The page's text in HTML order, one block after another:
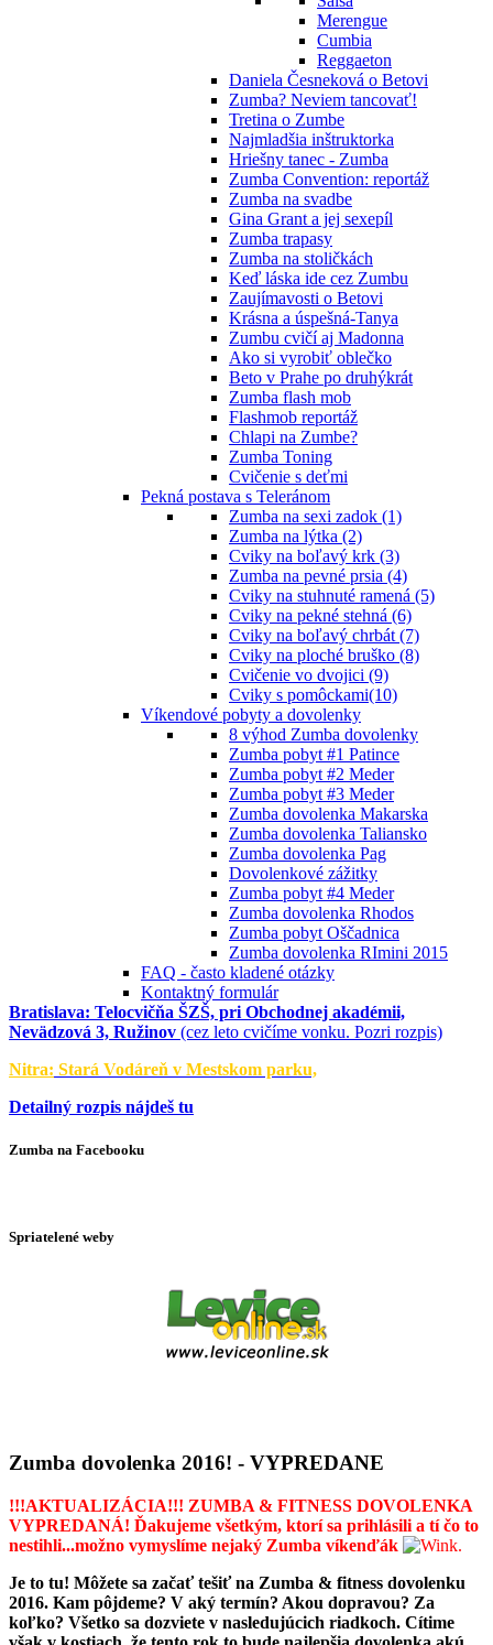
Merengue
Cumbia
Reggaeton
Daniela Česneková o Betovi
Zumba? Neviem tancovať!
Tretina o Zumbe
Najmladšia inštruktorka
Hriešny tanec - Zumba
Zumba Convention: reportáž
Zumba na svadbe
Gina Grant a jej sexepíl
Zumba trapasy
Zumba na stoličkách
Keď láska ide cez Zumbu
Zaujímavosti o Betovi
Krásna a úspešná-Tanya
Zumbu cvičí aj Madonna
Ako si vyrobiť oblečko
Beto v Prahe po druhýkrát
Zumba flash mob
Flashmob reportáž
Chlapi na Zumbe?
Zumba Toning
Cvičenie s deťmi
Pekná postava s Teleránom
Zumba na sexi zadok (1)
Zumba na lýtka (2)
Cviky na boľavý krk (3)
Zumba na pevné prsia (4)
Cviky na stuhnuté ramená (5)
Cviky na pekné stehná (6)
Cviky na boľavý chrbát (7)
Cviky na ploché bruško (8)
Cvičenie vo dvojici (9)
Cviky s pomôckami(10)
Víkendové pobyty a dovolenky
8 výhod Zumba dovolenky
Zumba pobyt #1 Patince
Zumba pobyt #2 Meder
Zumba pobyt #3 Meder
Zumba dovolenka Makarska
Zumba dovolenka Taliansko
Zumba dovolenka Pag
Dovolenkové zážitky
Zumba pobyt #4 Meder
Zumba dovolenka Rhodos
Zumba pobyt Oščadnica
Zumba dovolenka RImini 2015
FAQ - často kladené otázky
Kontaktný formulár
Bratislava: Telocvičňa ŠZŠ, pri Obchodnej akadémii,
Nevädzová 3, Ružinov (cez leto cvičíme vonku. Pozri rozpis)
Nitra: Stará Vodáreň v Mestskom parku,
Detailný rozpis nájdeš tu
Zumba na Facebooku
Spriatelené weby
Zumba dovolenka 2016! - VYPREDANE
!!!AKTUALIZÁCIA!!! ZUMBA & FITNESS DOVOLENKA
VYPREDANÁ! Ďakujeme všetkým, ktorí sa prihlásili a tí čo to
nestihli...možno vymyslíme nejaký Zumba víkenďák
.
Je to tu! Môžete sa začať tešiť na Zumba & fitness dovolenku
2016. Kam pôjdeme? V aký termín? Akou dopravou? Za
koľko? Všetko sa dozviete v nasledujúcich riadkoch. Cítime